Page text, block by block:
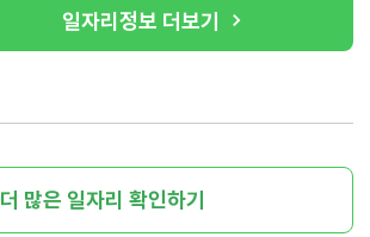
일자리정보 더보기
더 많은 일자리 확인하기